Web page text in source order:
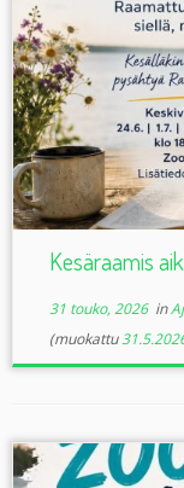
Kesäraamis
31 touko, 2026in
(muokattu